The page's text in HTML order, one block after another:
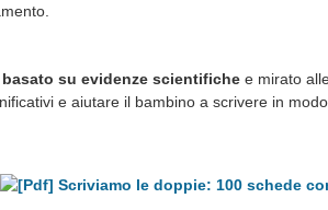
su evidenze scientifiche e mirato
e aiutare il bambino a scrivere in